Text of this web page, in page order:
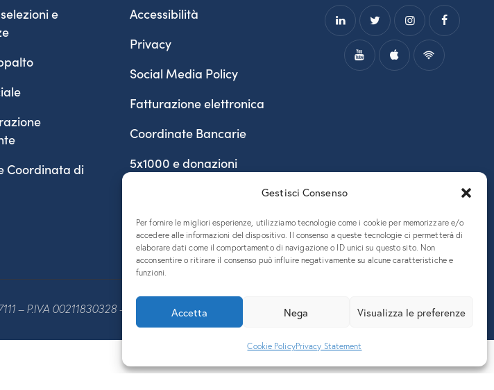
Gestisci Consenso
Per fornire le migliori esperienze, utilizziamo tecnologie come i cookie per memorizzare e/o
accedere alle informazioni del dispositivo. Il consenso a queste tecnologie ci permetterà di
elaborare dati come il comportamento di navigazione o ID unici su questo sito. Non
acconsentire o ritirare il consenso può influire negativamente su alcune caratteristiche e
funzioni.
Accetta Nega Visualizza le preferenze
Cookie PolicyPrivacy Statement
e
Coordinata di
Accessibilità
Privacy
Social Media Policy
Fatturazione elettronica
Coordinate Bancarie
5x1000 e donazioni
– P.IVA 00211830328 – C.F. 80013890324 – P.E.C. ateneo@pec.units.it